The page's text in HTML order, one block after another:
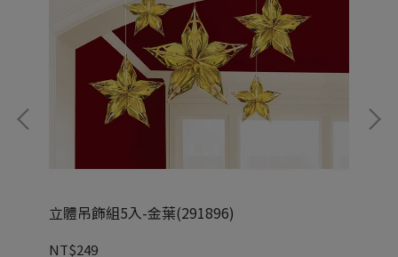
立體吊飾組5入-金葉(291896)
NT$249